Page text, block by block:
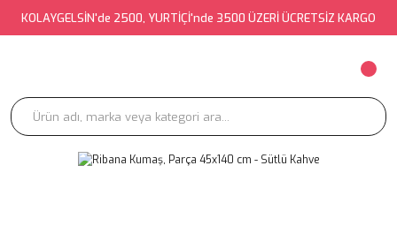
KOLAYGELSİN'de 2500, YURTİÇİ'nde 3500 ÜZERİ ÜCRETSİZ KARGO